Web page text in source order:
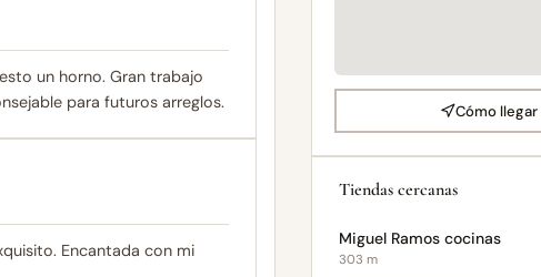
un horno. Gran trabajo
para futuros arreglos.
Encantada con mi
Cómo llegar
Tiendas cercanas
Miguel Ramos cocinas
303 m